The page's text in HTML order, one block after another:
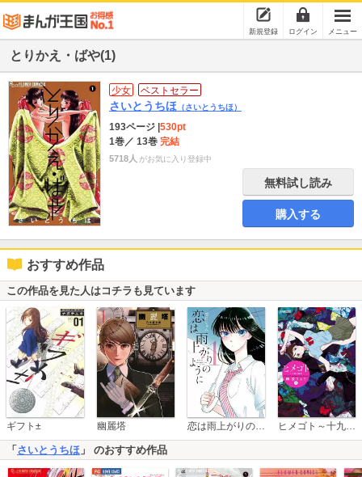
新規登録 ログイン メニュー
とりかえ・ばや(1)
少女 ベストセラー
さいとうちほ （さいとうちほ）
193ページ 530pt
1巻／ 13巻 完結
5718人 がお気に入り登録中
無料試し読み
購入する
おすすめ作品
この作品を見た人はコチラも見ています
ギフト± 幽麗塔 恋は雨上がりのように ヒメゴト～十九歳の制服～
「 さいとうちほ 」 のおすすめ作品